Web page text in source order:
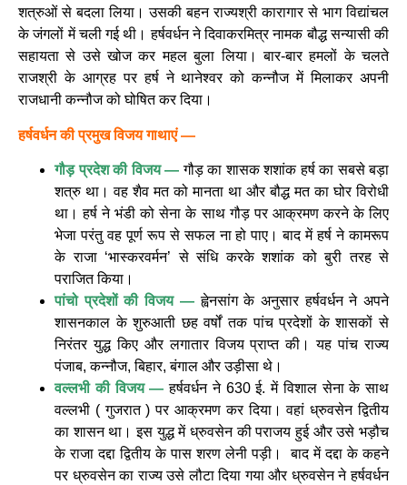
शत्रुओं से बदला लिया। उसकी बहन राज्यश्री कारागार से भाग विद्यांचल
के जंगलों में चली गई थी। हर्षवर्धन ने दिवाकरमित्र नामक बौद्ध सन्यासी की
सहायता से उसे खोज कर महल बुला लिया। बार-बार हमलों के चलते
राजश्री के आग्रह पर हर्ष ने थानेश्वर को कन्नौज में मिलाकर अपनी
राजधानी कन्नौज को घोषित कर दिया।
हर्षवर्धन की प्रमुख विजय गाथाएं —
गौड़ प्रदेश की विजय — गौड़ का शासक शशांक हर्ष का सबसे बड़ा
शत्रु था। वह शैव मत को मानता था और बौद्ध मत का घोर विरोधी
था। हर्ष ने भंडी को सेना के साथ गौड़ पर आक्रमण करने के लिए
भेजा परंतु वह पूर्ण रूप से सफल ना हो पाए। बाद में हर्ष ने कामरूप
के राजा ‘भास्करवर्मन’ से संधि करके शशांक को बुरी तरह से
पराजित किया।
पांचो प्रदेशों की विजय —ह्वेनसांग के अनुसार हर्षवर्धन ने अपने
शासनकाल के शुरुआती छह वर्षों तक पांच प्रदेशों के शासकों से
निरंतर युद्ध किए और लगातार विजय प्राप्त की। यह पांच राज्य
पंजाब, कन्नौज, बिहार, बंगाल और उड़ीसा थे।
वल्लभी की विजय — हर्षवर्धन ने 630 ई. में विशाल सेना के साथ
वल्लभी ( गुजरात ) पर आक्रमण कर दिया। वहां ध्रुवसेन द्वितीय
का शासन था। इस युद्ध में ध्रुवसेन की पराजय हुई और उसे भड़ौच
के राजा दद्दा द्वितीय के पास शरण लेनी पड़ी। बाद में दद्दा के कहने
पर ध्रुवसेन का राज्य उसे लौटा दिया गया और ध्रुवसेन ने हर्षवर्धन